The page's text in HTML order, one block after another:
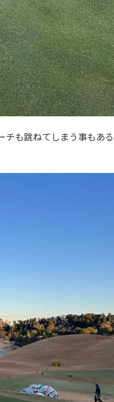
チも跳ねてしまう事もある